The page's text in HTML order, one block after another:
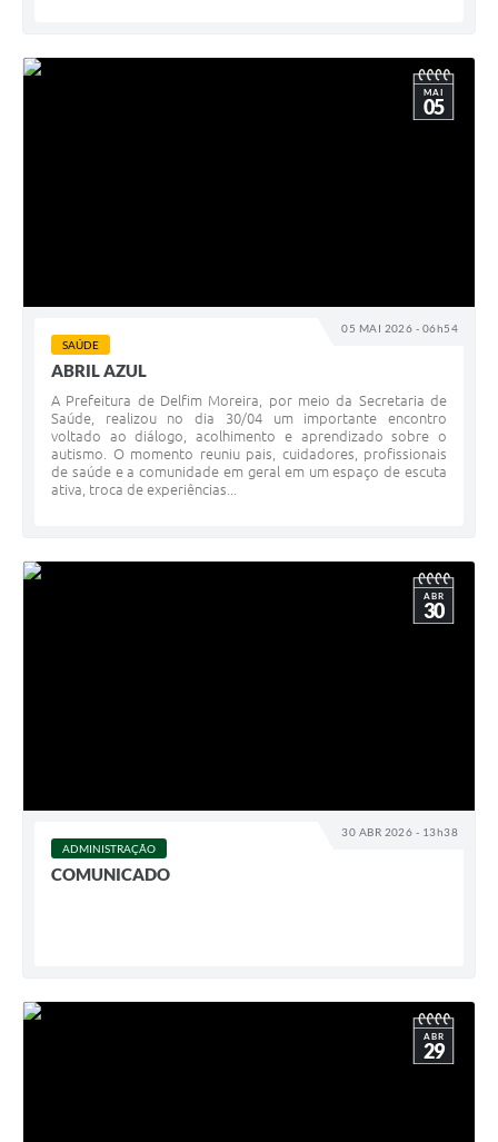
05 MAI 2026 - 06h54
MAI
05
SAÚDE
ABRIL AZUL
A Prefeitura de Delfim Moreira, por meio da Secretaria de
Saúde, realizou no dia 30/04 um importante encontro
voltado ao diálogo, acolhimento e aprendizado sobre o
autismo. O momento reuniu pais, cuidadores, profissionais
de saúde e a comunidade em geral em um espaço de escuta
ativa, troca de experiências...
30 ABR 2026 - 13h38
ABR
30
ADMINISTRAÇÃO
COMUNICADO
ABR
29